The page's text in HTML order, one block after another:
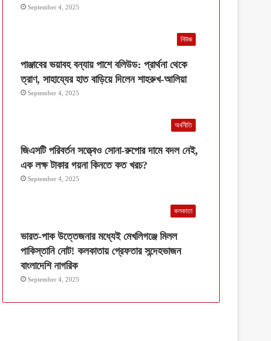
September 4, 2025
নিউজ
পাঞ্জাবের ভয়াবহ বন্যায় পাশে বলিউড: প্রার্থনা থেকে
ত্রাণ, সাহায্যের হাত বাড়িয়ে দিলেন শাহরুখ-আলিয়া
September 4, 2025
অর্থনীতি
জিএসটি পরিবর্তন সত্ত্বেও সোনা-রুপোর দামে বদল নেই,
এক লক্ষ টাকার গয়না কিনতে কত খরচ?
September 4, 2025
কলকাতা
ভারত-পাক উত্তেজনার মধ্যেই মেখলিগঞ্জে মিলল
পাকিস্তানি নোট! কলকাতায় গ্রেফতার সন্দেহভাজন
বাংলাদেশি নাগরিক
September 4, 2025